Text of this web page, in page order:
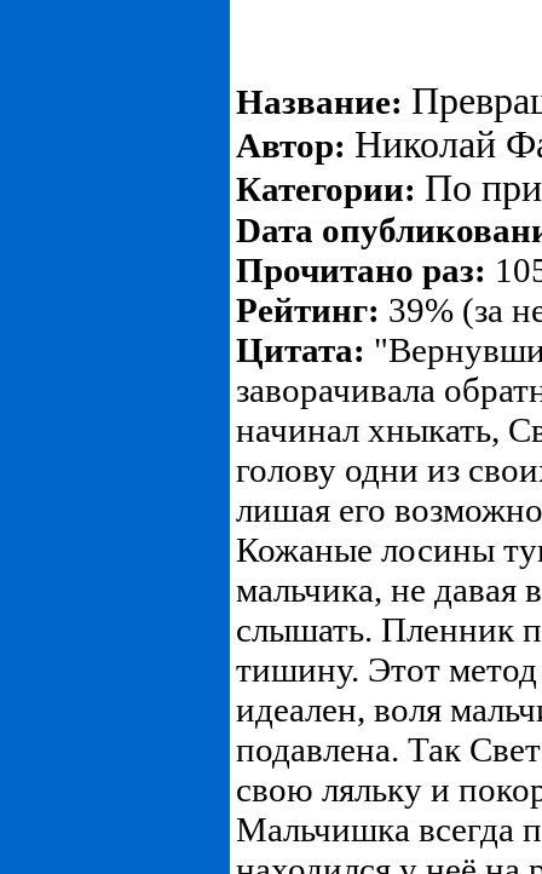
Название:
Автор: Николай
Категории: По
Dата
Прочитано раз:
Рейтинг: 39% (за
Цитата:
заворачивала
начинал хныкать,
голову одни из
лишая его
Кожаные лосины
мальчика, не давая
слышать. Пленник
тишину. Этот
идеален, воля
подавлена. Так
свою ляльку и
Мальчишка всегда